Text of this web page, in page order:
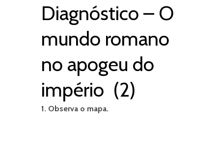
Diagnóstico – O
mundo romano
no apogeu do
império (2)
1. Observa o mapa.